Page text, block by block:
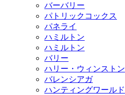
バーバリー
パトリックコックス
パネライ
ハミルトン
ハミルトン
バリー
ハリー・ウィンストン
バレンシアガ
ハンティングワールド